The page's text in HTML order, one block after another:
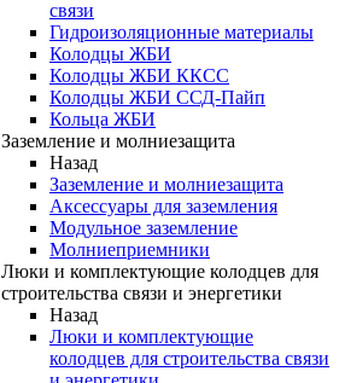
связи
Гидроизоляционные материалы
Колодцы ЖБИ
Колодцы ЖБИ ККСС
Колодцы ЖБИ ССД-Пайп
Кольца ЖБИ
Заземление и молниезащита
Назад
Заземление и молниезащита
Аксессуары для заземления
Модульное заземление
Молниеприемники
Люки и комплектующие колодцев для
строительства связи и энергетики
Назад
Люки и комплектующие
колодцев для строительства связи